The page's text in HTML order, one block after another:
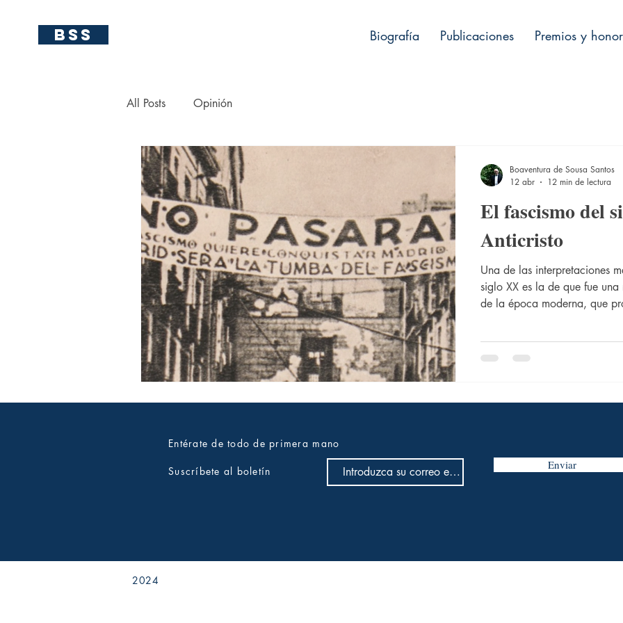
BSS Biografía Publicaciones Premios y
All Posts Opinión
El fascismo del
Anticristo
Una de las interpretaciones
siglo XX es la de que fue
de la época moderna, que
Boaventura de Sousa Santos
12 abr
12 min de lectura
Entérate de todo de primera mano
Suscríbete al boletín Enviar
2024